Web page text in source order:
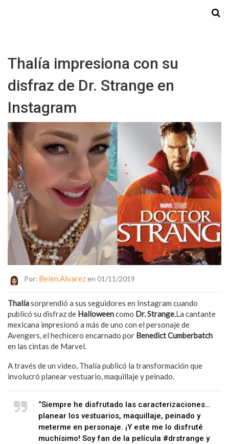
Thalía impresiona con su
disfraz de Dr. Strange en
Instagram
Por: Belen.alvarezen 01/11/2019
Thalíasorprendió a sus seguidores en Instagram cuando
publicó su disfraz de Halloweencomo Dr. Strange.La cantante
mexicana impresionó a más de uno con el personaje de
Avengers, el hechicero encarnado por Benedict Cumberbatch
en las cintas de Marvel.
A través de un video, Thalía publicó la transformación que
involucró planear vestuario, maquillaje y peinado.
“Siempre he disfrutado las caracterizaciones…
planear los vestuarios, maquillaje, peinado y
meterme en personaje. ¡Y este me lo disfruté
muchísimo! Soy fan de la película #drstrange y